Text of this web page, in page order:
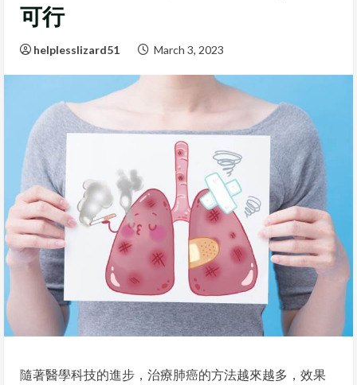
可行
helplesslizard51 March 3, 2023
隨著醫學科技的進步，治療肺癌的方法越來越多，效果